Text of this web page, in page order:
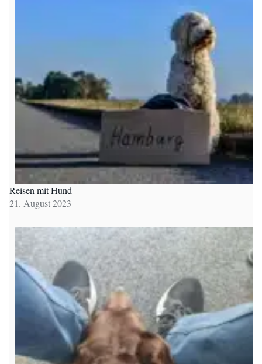
Reisen mit Hund
21. August 2023